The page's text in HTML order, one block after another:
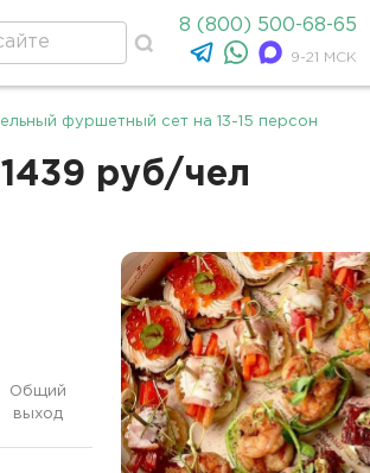
8 (800) 500-68-65
9-21 МСК
фуршетный сет на 13-15 персон
руб/чел
Общий
выход